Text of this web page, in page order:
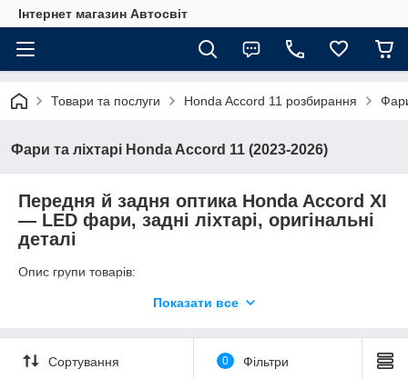
Інтернет магазин Автосвіт
Товари та послуги Honda Accord 11 розбирання
Фари та ліхтарі Honda Accord 11 (2023-2026)
Передня й задня оптика Honda Accord XI
— LED фари, задні ліхтарі, оригінальні
деталі
Опис групи товарів:
У цьому розділі представлені оригінальні передні фари та
Показати все
Сортування 0 Фільтри